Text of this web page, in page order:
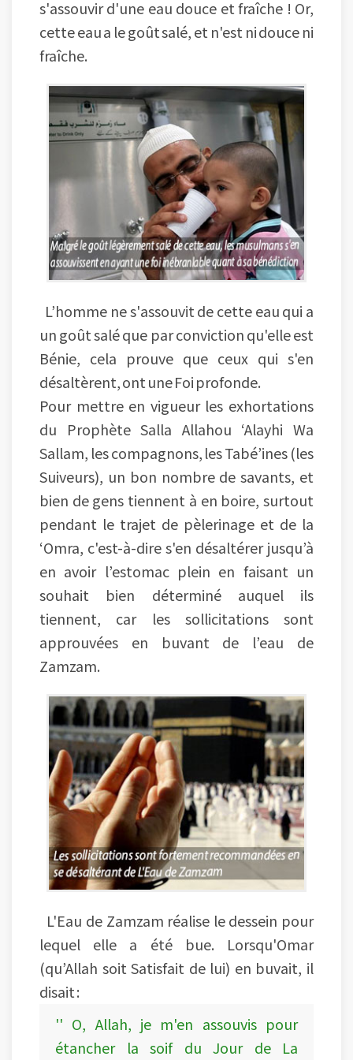
s'assouvir d'une eau douce et fraîche ! Or,
cette eau a le goût salé, et n'est ni douce ni
fraîche.
L’homme ne s'assouvit de cette eau qui a
un goût salé que par conviction qu'elle est
Bénie, cela prouve que ceux qui s'en
désaltèrent, ont une Foi profonde.
Pour mettre en vigueur les exhortations
du Prophète Salla Allahou ‘Alayhi Wa
Sallam, les compagnons, les Tabé’ines (les
Suiveurs), un bon nombre de savants, et
bien de gens tiennent à en boire, surtout
pendant le trajet de pèlerinage et de la
‘Omra, c'est-à-dire s'en désaltérer jusqu’à
en avoir l’estomac plein en faisant un
souhait bien déterminé auquel ils
tiennent, car les sollicitations sont
approuvées en buvant de l’eau de
Zamzam.
L'Eau de Zamzam réalise le dessein pour
lequel elle a été bue. Lorsqu'Omar
(qu’Allah soit Satisfait de lui) en buvait, il
disait :
'' O, Allah, je m'en assouvis pour
étancher la soif du Jour de La